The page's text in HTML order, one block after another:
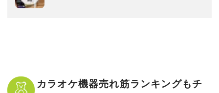
カラオケ機器売れ筋ランキングもチ